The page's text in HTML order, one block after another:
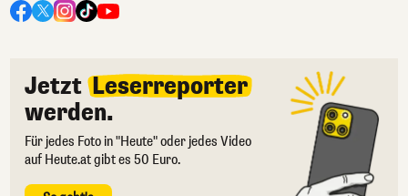
Jetzt Leserreporter
werden.
Für jedes Foto in "Heute" oder jedes Video
auf Heute.at gibt es 50 Euro.